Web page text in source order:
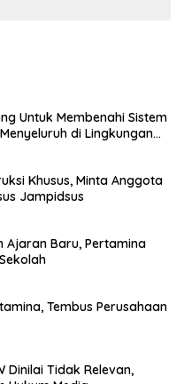
Untuk Membenahi Sistem
di Lingkungan
Khusus, Minta Anggota
Jampidsus
Ajaran Baru, Pertamina
Tembus Perusahaan
Dinilai Tidak Relevan,